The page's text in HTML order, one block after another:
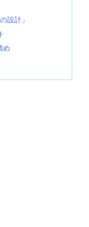
設計」
め